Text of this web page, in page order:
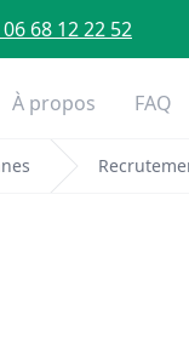
68 12 22 52
À propos FAQ